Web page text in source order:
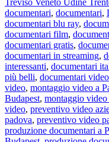
documentari, documentari,
documentari blu ray,
documentari film,
documentari gratis,
documentari in streaming,
interessanti, documentari
più belli, documentari video
video, montaggio video a
Budapest, montaggio
video, preventivo video
padova, preventivo video
produzione documentari a